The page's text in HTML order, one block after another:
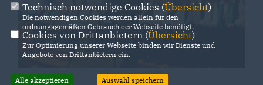
Technisch notwendige Cookies (Übersicht)
Die notwendigen Cookies werden allein für den
ordnungsgemäßen Gebrauch der Webseite benötigt.
Cookies von Drittanbietern (Übersicht)
Zur Optimierung unserer Webseite binden wir Dienste und
Angebote von Drittanbietern ein.
Alle akzeptieren Auswahl speichern